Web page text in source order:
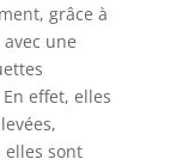
grâce à
une
effet, elles
elles sont